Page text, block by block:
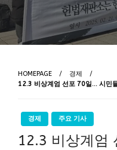
HOMEPAGE
경제
12.3 비상계엄 선포 70일… 시민
경제 주요 기사
12.3 비상계엄